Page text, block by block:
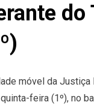
móvel da
feira (1º), no